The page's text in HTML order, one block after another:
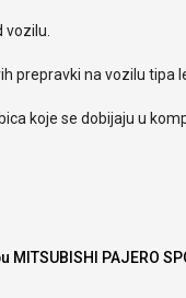
vozilu.
prepravki na vozilu tipa
koje se dobijaju u
MITSUBISHI PAJERO